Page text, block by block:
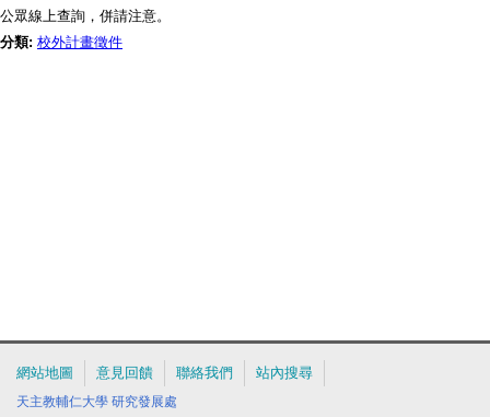
公眾線上查詢，併請注意。
分類: 校外計畫徵件
網站地圖 意見回饋 聯絡我們 站內搜尋
天主教輔仁大學 研究發展處